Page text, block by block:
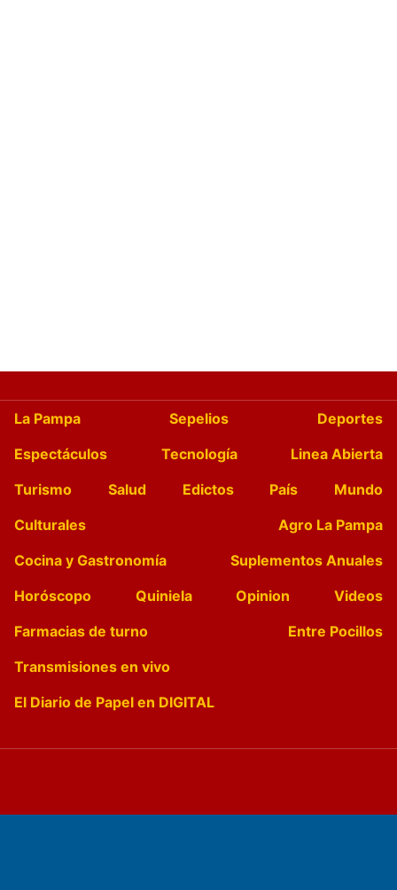
La Pampa Sepelios
Deportes
Espectáculos
Tecnología
Linea Abierta
Turismo
Salud Edictos País
Mundo
Culturales
Agro La Pampa
Cocina y Gastronomía
Suplementos Anuales
Horóscopo
Quiniela Opinion
Videos
Farmacias de turno
Entre Pocillos
Transmisiones en vivo
El Diario de Papel en DIGITAL